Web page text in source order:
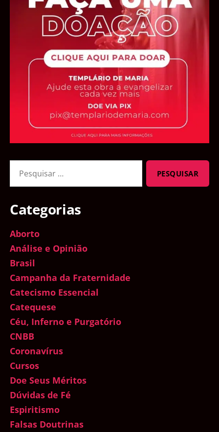
por:
Categorias
Aborto
Análise e Opinião
Brasil
Campanha da Fraternidade
Catecismo Essencial
Catequese
Céu, Inferno e Purgatório
CNBB
Coronavírus
Cursos
Doe Seus Méritos
Dúvidas de Fé
Espiritismo
Falsas Doutrinas